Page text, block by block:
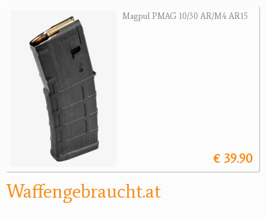
Magpul PMAG 10/30 AR/M4 AR15
€ 39.90
Waffengebraucht.at